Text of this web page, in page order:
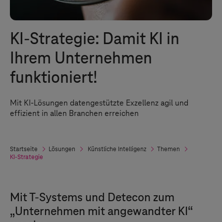
KI-Strategie: Damit KI in
Ihrem Unternehmen
funktioniert!
Mit KI-Lösungen datengestützte Exzellenz agil und
effizient in allen Branchen erreichen
Startseite Lösungen Künstliche Intelligenz
Themen
KI-Strategie
MitT-Systems und Detecon zum
„Unternehmen mit angewandter KI“